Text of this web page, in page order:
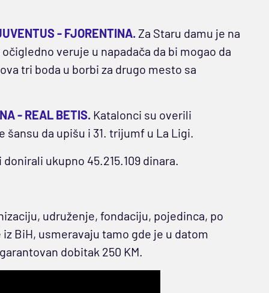
- FJORENTINA.Za Staru damu je na
očigledno veruje u napadača da bi mogao da
tri boda u borbi za drugo mesto sa
- REAL BETIS.Katalonci su overili
da upišu i 31. trijumf u La Ligi.
ukupno 45.215.109 dinara.
udruženje, fondaciju, pojedinca, po
BiH, usmeravaju tamo gde je u datom
dobitak 250 KM.